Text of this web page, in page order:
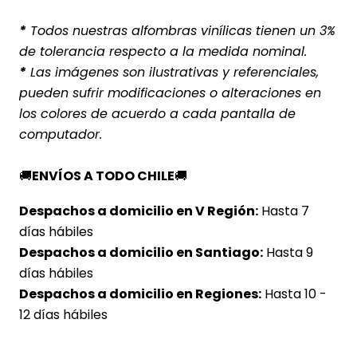
* Todos nuestras alfombras vinílicas tienen un 3%
de tolerancia respecto a la medida nominal.
* Las imágenes son ilustrativas y referenciales,
pueden sufrir modificaciones o alteraciones en
los colores de acuerdo a cada pantalla de
computador.
🚚ENVÍOS A TODO CHILE🚚
Despachos a domicilio en V Región: Hasta 7
días hábiles
Despachos a domicilio en Santiago: Hasta 9
días hábiles
Despachos a domicilio en Regiones: Hasta 10 -
12 días hábiles